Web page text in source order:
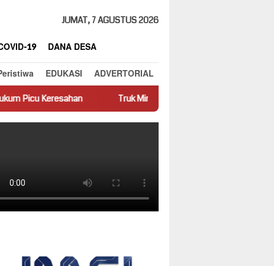
JUMAT, 7 AGUSTUS 2026
19
DANA DESA
EDUKASI ADVERTORIAL
Truk Miring Hambat Arus Lalu Lintas di Jalan Panti–Simpang